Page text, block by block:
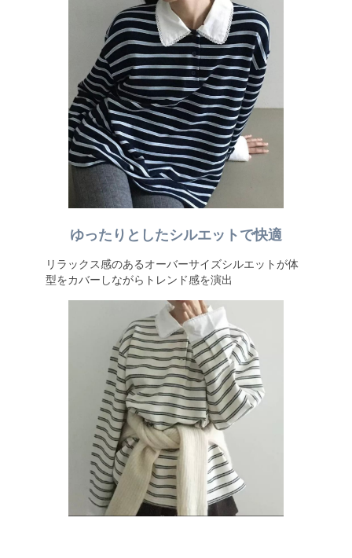
ゆったりとしたシルエットで快適
リラックス感のあるオーバーサイズシルエットが体
型をカバーしながらトレンド感を演出